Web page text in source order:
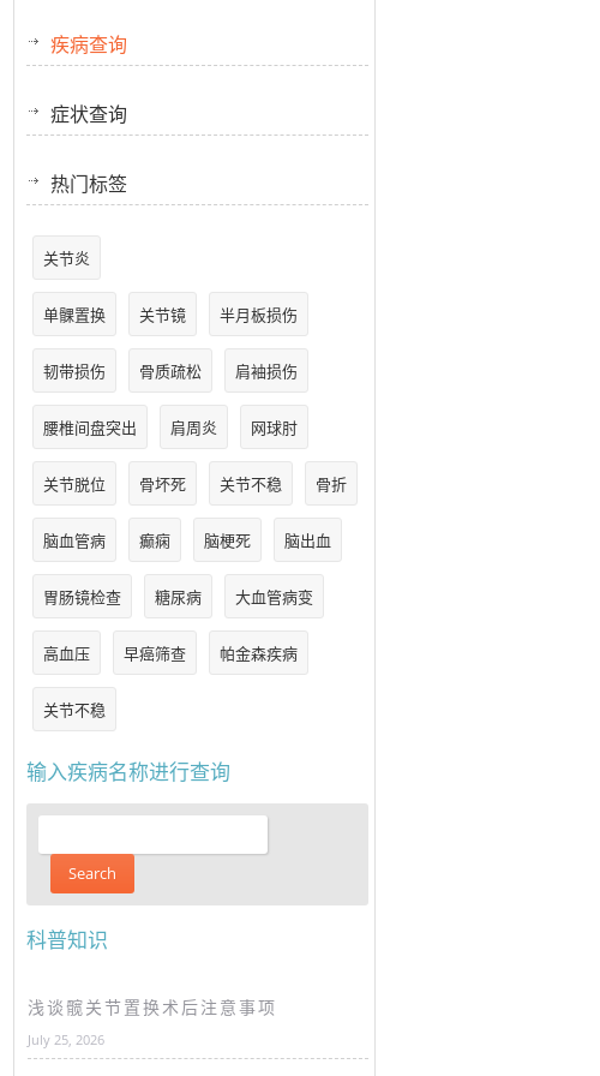
疾病查询
症状查询
热门标签
关节炎
单髁置换 关节镜 半月板损伤
韧带损伤 骨质疏松 肩袖损伤
腰椎间盘突出 肩周炎 网球肘
关节脱位 骨坏死 关节不稳 骨折
脑血管病 癫痫 脑梗死 脑出血
胃肠镜检查 糖尿病 大血管病变
高血压 早癌筛查 帕金森疾病
关节不稳
输入疾病名称进行查询
科普知识
浅谈髋关节置换术后注意事项
July 25, 2026